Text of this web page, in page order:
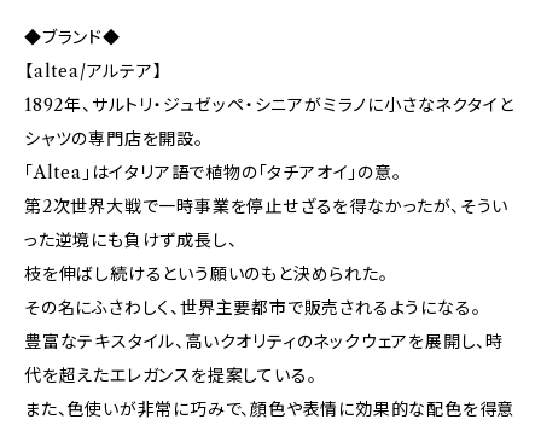
◆ブランド◆
【altea/アルテア】
1892年、サルトリ・ジュゼッペ・シニアがミラノに小さなネクタイと
シャツの専門店を開設。
「Altea」はイタリア語で植物の「タチアオイ」の意。
第2次世界大戦で一時事業を停止せざるを得なかったが、そうい
った逆境にも負けず成長し、
枝を伸ばし続けるという願いのもと決められた。
その名にふさわしく、世界主要都市で販売されるようになる。
豊富なテキスタイル、高いクオリティのネックウェアを展開し、時
代を超えたエレガンスを提案している。
また、色使いが非常に巧みで、顔色や表情に効果的な配色を得意